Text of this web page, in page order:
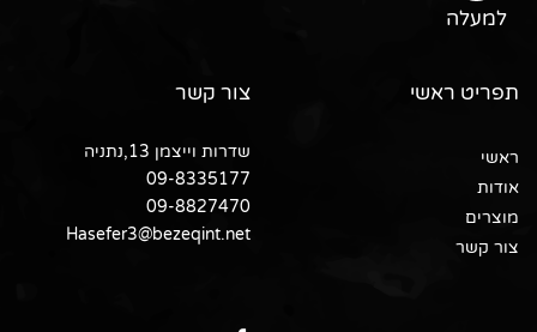
תפריט ראשי
ראשי
אודות
מוצרים
צור קשר
צור קשר
שדרות וייצמן 13,נתניה
09-8335177
09-8827470
Hasefer3@bezeqint.net